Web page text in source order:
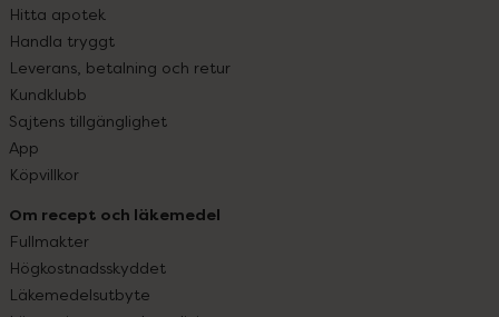
Hitta apotek
Handla tryggt
Leverans, betalning och retur
Kundklubb
Sajtens tillgänglighet
App
Köpvillkor
Om recept och läkemedel
Fullmakter
Högkostnadsskyddet
Läkemedelsutbyte